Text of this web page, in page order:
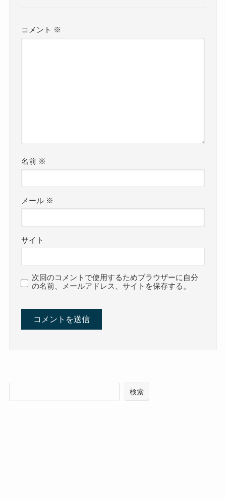
コメント ※
名前 ※
メール ※
サイト
次回のコメントで使用するためブラウザーに自分
の名前、メールアドレス、サイトを保存する。
検索